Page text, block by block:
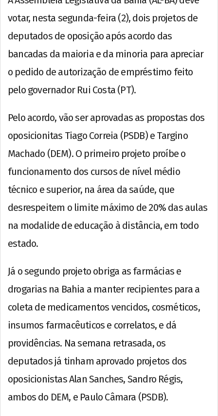
votar, nesta segunda-feira (2), dois projetos de
deputados de oposição após acordo das
bancadas da maioria e da minoria para apreciar
o pedido de autorização de empréstimo feito
pelo governador Rui Costa (PT).
Pelo acordo, vão ser aprovadas as propostas dos
oposicionitas Tiago Correia (PSDB) e Targino
Machado (DEM). O primeiro projeto proíbe o
funcionamento dos cursos de nível médio
técnico e superior, na área da saúde, que
desrespeitem o limite máximo de 20% das aulas
na modalide de educação à distância, em todo
estado.
Já o segundo projeto obriga as farmácias e
drogarias na Bahia a manter recipientes para a
coleta de medicamentos vencidos, cosméticos,
insumos farmacêuticos e correlatos, e dá
providências. Na semana retrasada, os
deputados já tinham aprovado projetos dos
oposicionistas Alan Sanches, Sandro Régis,
ambos do DEM, e Paulo Câmara (PSDB).